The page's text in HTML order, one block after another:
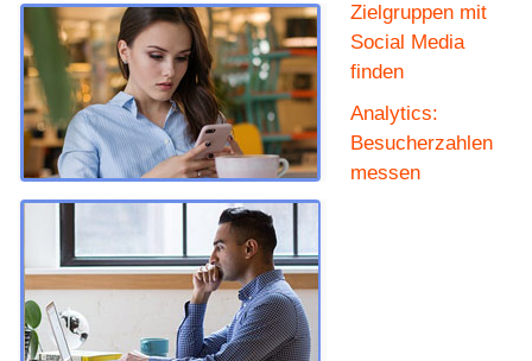
Zielgruppen mit
Social Media
finden
Analytics:
Besucherzahlen
messen